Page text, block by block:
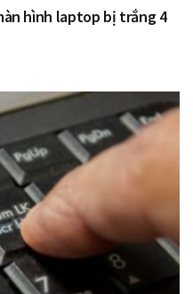
hình laptop bị trắng 4